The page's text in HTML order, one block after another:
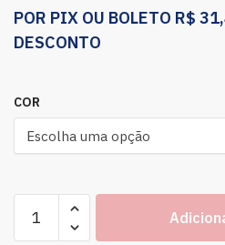
POR PIX OU BOLETO R$
DESCONTO
COR